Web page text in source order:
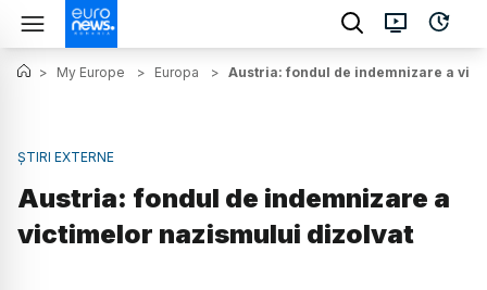
> My Europe > Europa > Austria: fondul de indemnizare a
ȘTIRI EXTERNE
Austria: fondul de indemnizare a
victimelor nazismului dizolvat